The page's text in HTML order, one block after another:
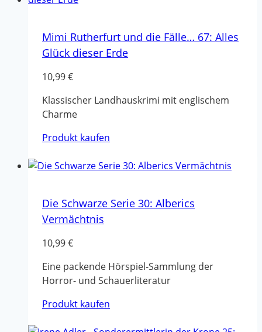
Mimi Rutherfurt und die Fälle… 67: Alles
Glück dieser Erde
10,99€
Klassischer Landhauskrimi mit englischem
Charme
Produkt kaufen
Die Schwarze Serie 30: Alberics
Vermächtnis
10,99€
Eine packende Hörspiel-Sammlung der
Horror- und Schauerliteratur
Produkt kaufen